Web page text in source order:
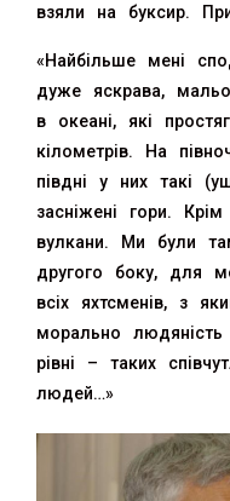
взяли на буксир.
«Найбільше мені
дуже яскрава,
в океані, які
кілометрів. На
півдні у них такі
засніжені гори.
вулкани. Ми були
другого боку, для
всіх яхтсменів, з
морально
рівні – таких
людей…»